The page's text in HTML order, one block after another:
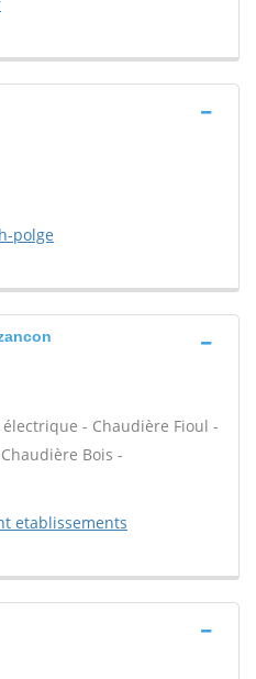
polge
- Chaudière Fioul -
Bois -
etablissements